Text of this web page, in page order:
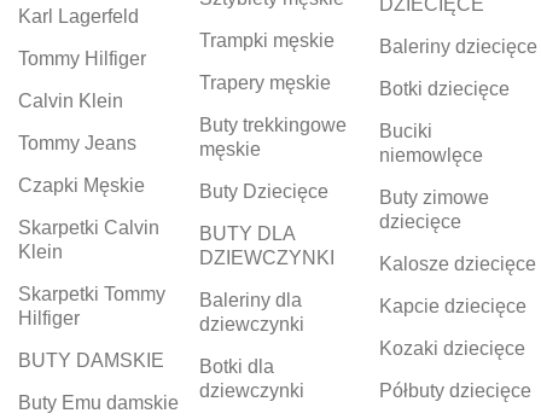
Karl Lagerfeld
Tommy Hilfiger
Calvin Klein
Tommy Jeans
Czapki Męskie
Skarpetki Calvin
Klein
Skarpetki Tommy
Hilfiger
BUTY DAMSKIE
Buty Emu damskie
Trampki męskie
Trapery męskie
Buty trekkingowe
męskie
Buty Dziecięce
BUTY DLA
DZIEWCZYNKI
Baleriny dla
dziewczynki
Botki dla
dziewczynki
DZIECIĘCE
Baleriny dziecięce
Botki dziecięce
Buciki
niemowlęce
Buty zimowe
dziecięce
Kalosze dziecięce
Kapcie dziecięce
Kozaki dziecięce
Półbuty dziecięce